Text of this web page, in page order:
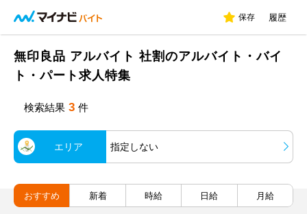
保存 履歴
無印良品 アルバイト 社割のアルバイト・バイ
ト・パート求人特集
検索結果 3 件
エリア 指定しない
おすすめ 新着 時給 日給 月給